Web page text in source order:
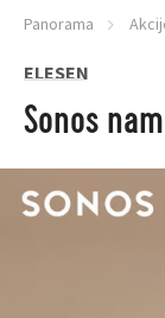
Panorama
ELESEN
Sonos